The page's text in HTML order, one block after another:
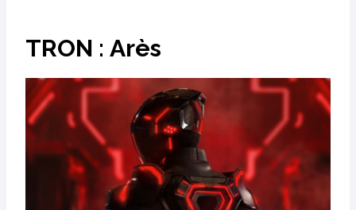
TRON : Arès